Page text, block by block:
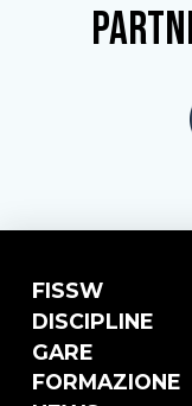
FISSW
DISCIPLINE
GARE
FORMAZIONE